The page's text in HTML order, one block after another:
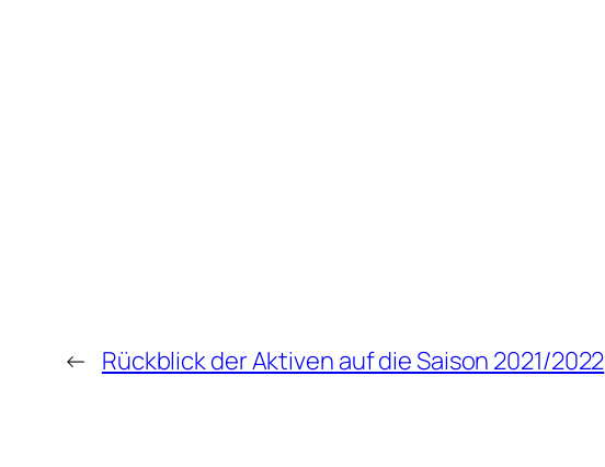
← Rückblick der Aktiven auf die Saison 2021/2022